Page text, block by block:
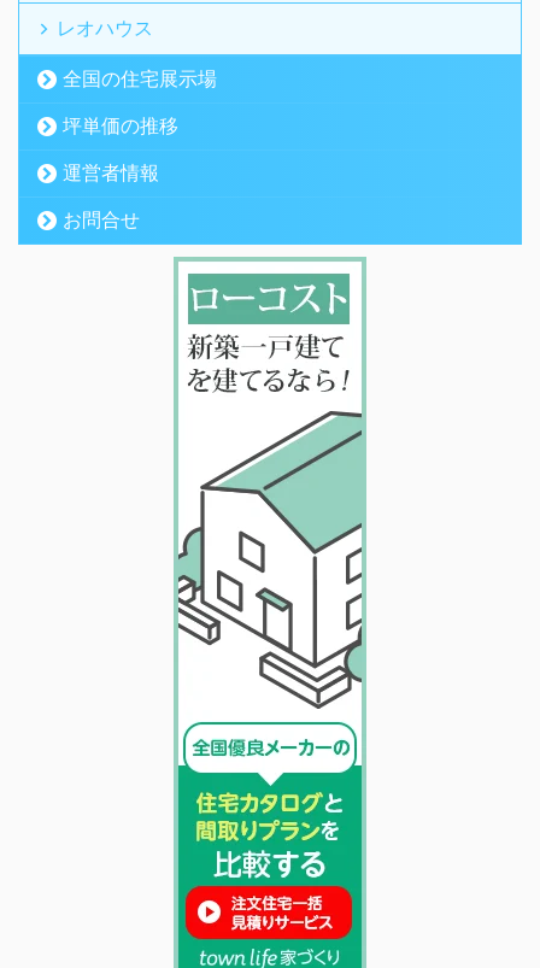
レオハウス
全国の住宅展示場
坪単価の推移
運営者情報
お問合せ